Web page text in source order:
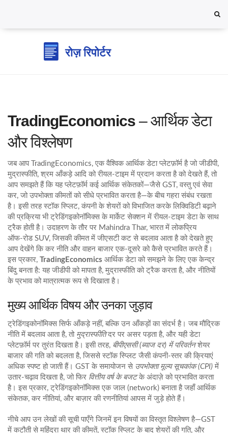
TradingEconomics – आर्थिक डेटा
और विश्लेषण
जब आप TradingEconomics, एक वैश्विक आर्थिक डेटा प्लेटफ़ॉर्म है जो जीडीपी,
मुद्रास्फीति, श्रम आँकड़े आदि को रीयल‑टाइम में प्रदान करता हैको देखते हैं, तो
आप समझते हैं कि यह प्लेटफ़ॉर्म कई आर्थिक संकेतकों—जैसे GST , वस्तु एवं सेवा
कर, जो उपभोक्ता कीमतों को सीधे प्रभावित करता है—के बीच गहरा संबंध रखता
है। इसी तरह स्टॉक स्प्लिट, कंपनी के शेयरों को विभाजित करके लिक्विडिटी बढ़ाने
की प्रक्रियाभी ट्रेडिंगइकोनॉमिक्स के मार्केट सेक्शन में रीयल‑टाइम डेटा के साथ
ट्रैक होती है। उदाहरण के तौर पर Mahindra Thar, भारत में लोकप्रिय
ऑफ‑रोड SUV, जिसकी कीमत में जीएसटी कट से बदलाव आता हैको देखते हुए
आप देखेंगे कि कर नीति और वाहन बाजार एक‑दूसरे को कैसे प्रभावित करते हैं।
इस प्रकार, TradingEconomics आर्थिक डेटा को समझने के लिए एक केन्द्र
बिंदु बनता है: यह जीडीपी को मापता है, मुद्रास्फीति को ट्रैक करता है, और नीतियों
के प्रभाव को मात्रात्मक रूप से दिखाता है।
मुख्य आर्थिक विषय और उनका जुड़ाव
ट्रेडिंगइकोनॉमिक्स सिर्फ आँकड़े नहीं, बल्कि उन आँकड़ों का संदर्भ है। जब मौद्रिक
नीति में बदलाव आता है, तो मुद्रास्फीतिदर पर असर पड़ता है, और यही डेटा
प्लेटफ़ॉर्म पर तुरंत दिखता है। इसी तरह, बीपीएससी (ब्याज दर) में परिवर्तनशेयर
बाजार की गति को बदलता है, जिससे स्टॉक स्प्लिट जैसी कंपनी‑स्तर की क्रियाएं
अधिक स्पष्ट हो जाती हैं। GST के समायोजन से उपभोक्ता मूल्य सूचकांक (CPI) में
उतार‑चढ़ाव दिखता है, जो फिर वित्तीय वर्ष के बजटके अंदाज़े को प्रभावित करता
है। इस प्रकार, ट्रेडिंगइकोनॉमिक्स एक जाल (network) बनाता है जहाँ आर्थिक
संकेतक, कर नीतियां, और बाज़ार की रणनीतियां आपस में जुड़े होते हैं।
नीचे आप उन लेखों की सूची पाएँगे जिनमें इन विषयों का विस्तृत विश्लेषण है—GST
में कटौती से महिंद्रा थार की कीमतें, स्टॉक स्प्लिट के बाद शेयरों की गति, और